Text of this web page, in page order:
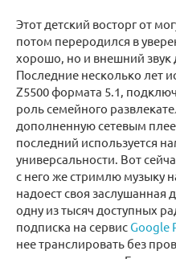
Этот детский восторг от
потом переродился в
хорошо, но и внешний звук
Последние несколько лет
Z5500 формата 5.1,
роль семейного
дополненную сетевым
последний используется
универсальности. Вот
с него же стримлю музыку
надоест своя
одну из тысяч доступных
подписка на сервисGoogle
нее транслировать без